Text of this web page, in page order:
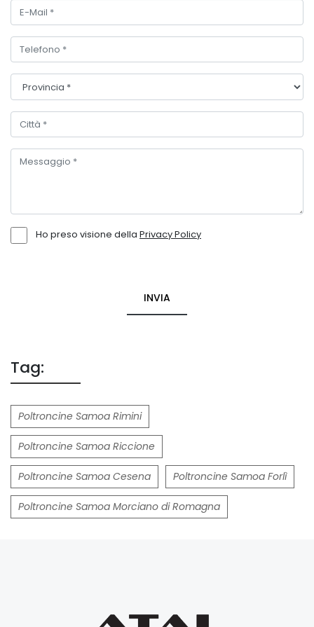
Ho preso visione della Privacy Policy
INVIA
Tag:
Poltroncine Samoa Rimini
Poltroncine Samoa Riccione
Poltroncine Samoa Cesena Poltroncine Samoa Forlì
Poltroncine Samoa Morciano di Romagna